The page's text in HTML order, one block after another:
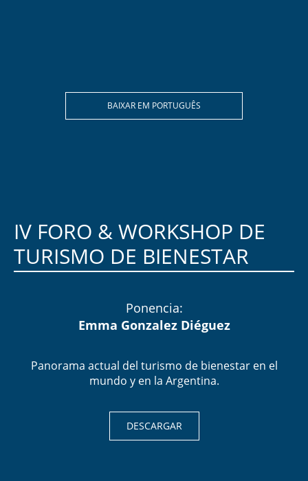
BAIXAR EM PORTUGUÊS
IV FORO & WORKSHOP DE
TURISMO DE BIENESTAR​
Ponencia:
Emma Gonzalez Diéguez
Panorama actual del turismo de bienestar en el
mundo y en la Argentina.
DESCARGAR